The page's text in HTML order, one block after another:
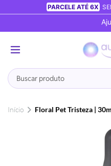
PARCELE ATÉ 6X
Início Floral Pet Tristeza |